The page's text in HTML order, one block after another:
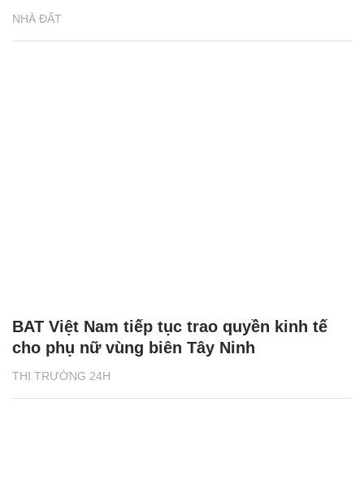
NHÀ ĐẤT
THỊ TRƯỜNG 24H
BAT Việt Nam tiếp tục trao quyền kinh tế
cho phụ nữ vùng biên Tây Ninh